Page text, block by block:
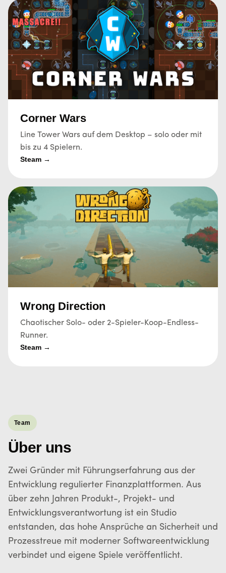
Corner Wars
Line Tower Wars auf dem Desktop – solo oder mit
bis zu 4 Spielern.
Steam →
Wrong Direction
Chaotischer Solo- oder 2-Spieler-Koop-Endless-
Runner.
Steam →
Team
Über uns
Zwei Gründer mit Führungserfahrung aus der
Entwicklung regulierter Finanzplattformen. Aus
über zehn Jahren Produkt-, Projekt- und
Entwicklungsverantwortung ist ein Studio
entstanden, das hohe Ansprüche an Sicherheit und
Prozesstreue mit moderner Softwareentwicklung
verbindet und eigene Spiele veröffentlicht.